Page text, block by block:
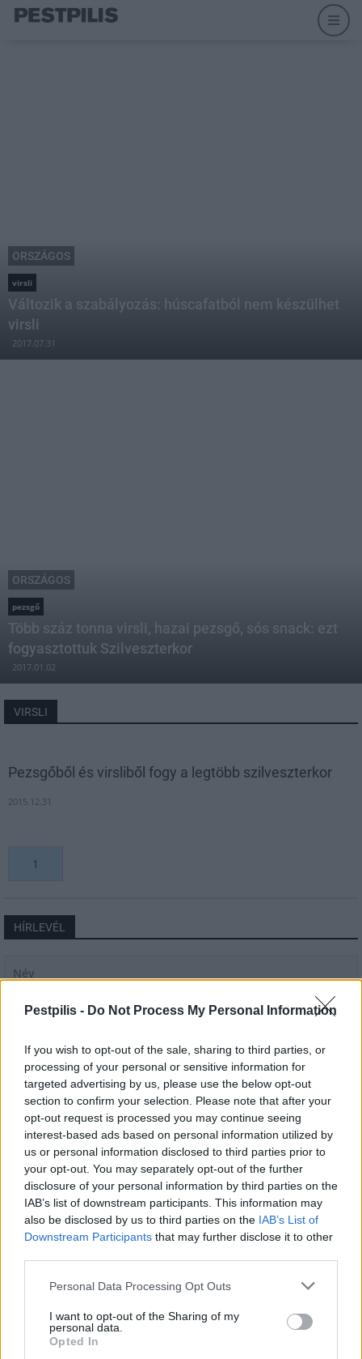
Pestpilis - Do Not Process My Personal Information
If you wish to opt-out of the sale, sharing to third parties, or
processing of your personal or sensitive information for
targeted advertising by us, please use the below opt-out
section to confirm your selection. Please note that after your
opt-out request is processed you may continue seeing
interest-based ads based on personal information utilized by
us or personal information disclosed to third parties prior to
your opt-out. You may separately opt-out of the further
disclosure of your personal information by third parties on the
IAB’s list of downstream participants. This information may
also be disclosed by us to third parties on the IAB’s List of
Downstream Participants that may further disclose it to other
Personal Data Processing Opt Outs
I want to opt-out of the Sharing of my
personal data.
Opted In
ORSZÁGOS
virsli
Változik a szabályozás: húscafatból nem készülhet
virsli
2017.07.31
ORSZÁGOS
pezsgő
Több száz tonna virsli, hazai pezsgő, sós snack: ezt
fogyasztottuk Szilveszterkor
2017.01.02
VIRSLI
Pezsgőből és virsliből fogy a legtöbb szilveszterkor
2015.12.31
1
HÍRLEVÉL
Név
Feliratkozom a hírlevélre és elfogadom azadatvédelmi
szabályzatot!
FELIRATKOZÁS
LEGFRISSEBB
Országos
a Gál Ferenc Egyetem
Országos